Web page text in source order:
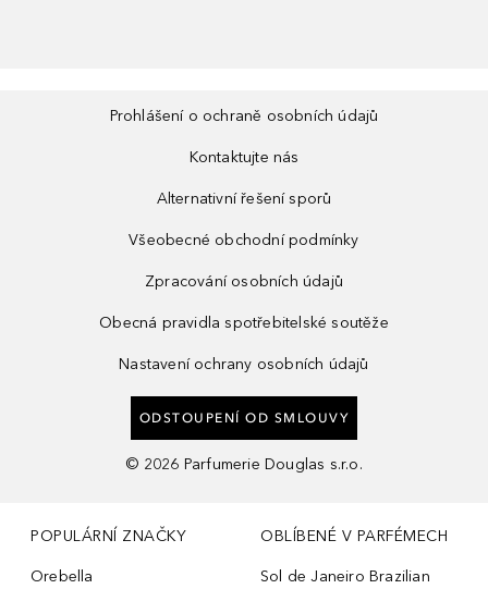
Prohlášení o ochraně osobních údajů
Kontaktujte nás
Alternativní řešení sporů
Všeobecné obchodní podmínky
Zpracování osobních údajů
Obecná pravidla spotřebitelské soutěže
Nastavení ochrany osobních údajů
ODSTOUPENÍ OD SMLOUVY
© 2026 Parfumerie Douglas s.r.o.
POPULÁRNÍ ZNAČKY
Orebella
OBLÍBENÉ V PARFÉMECH
Sol de Janeiro Brazilian